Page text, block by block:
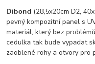
Dibond (28,5x20cm D2,
pevný kompozitní panel s
materiál, který bez
cedulka tak bude vypadat
zaoblené rohy a otvory pro